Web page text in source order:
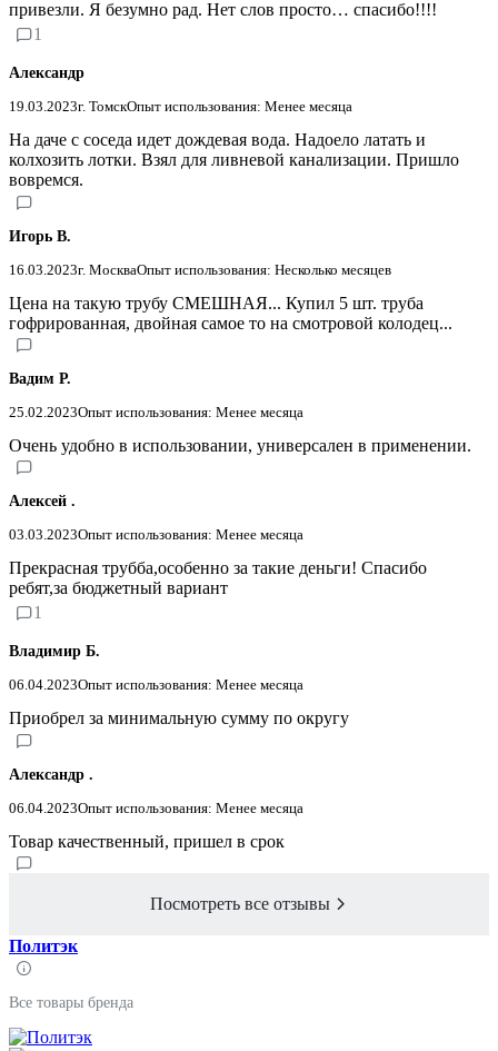
привезли. Я безумно рад. Нет слов просто… спасибо!!!!
1
Александр
19.03.2023г. ТомскОпыт использования: Менее месяца
На даче с соседа идет дождевая вода. Надоело латать и
колхозить лотки. Взял для ливневой канализации. Пришло
вовремся.
Игорь В.
16.03.2023г. МоскваОпыт использования: Несколько месяцев
Цена на такую трубу СМЕШНАЯ... Купил 5 шт. труба
гофрированная, двойная самое то на смотровой колодец...
Вадим Р.
25.02.2023Опыт использования: Менее месяца
Очень удобно в использовании, универсален в применении.
Алексей .
03.03.2023Опыт использования: Менее месяца
Прекрасная трубба,особенно за такие деньги! Спасибо
ребят,за бюджетный вариант
1
Владимир Б.
06.04.2023Опыт использования: Менее месяца
Приобрел за минимальную сумму по округу
Александр .
06.04.2023Опыт использования: Менее месяца
Товар качественный, пришел в срок
Посмотреть все отзывы
Политэк
Все товары бренда